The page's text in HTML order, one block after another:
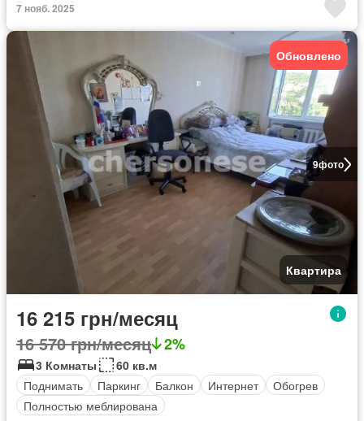
7 нояб. 2025
9фото
Обновлено
Квартира
16 215 грн/месяц
16 570 грн/месяц 2%
3 Комнаты
60 кв.м
Поднимать
Паркинг Балкон Интернет
Обогрев
Полностью меблирована